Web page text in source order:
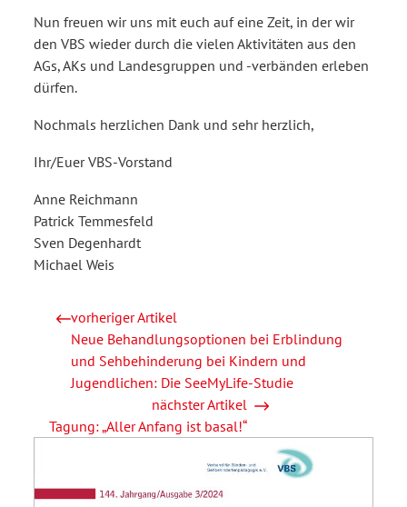
Nun freuen wir uns mit euch auf eine Zeit, in der wir
den VBS wieder durch die vielen Aktivitäten aus den
AGs, AKs und Landesgruppen und - verbänden erleben
dürfen.
Nochmals herzlichen Dank und sehr herzlich,
Ihr/Euer VBS-Vorstand
Anne Reichmann
Patrick Temmesfeld
Sven Degenhardt
Michael Weis
vorheriger Artikel
Neue Behandlungsoptionen bei Erblindung
und Sehbehinderung bei Kindern und
Jugendlichen: Die SeeMyLife-Studie
nächster Artikel
Tagung: „Aller Anfang ist basal!“